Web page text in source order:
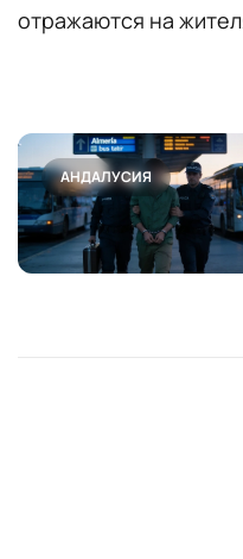
отражаются на
АНДАЛУСИЯ